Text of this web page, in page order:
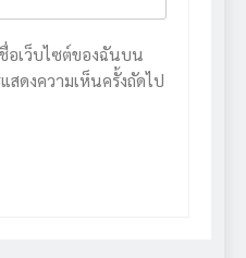
อเว็บไซต์ของฉันบน
สดงความเห็นครั้งถัดไป